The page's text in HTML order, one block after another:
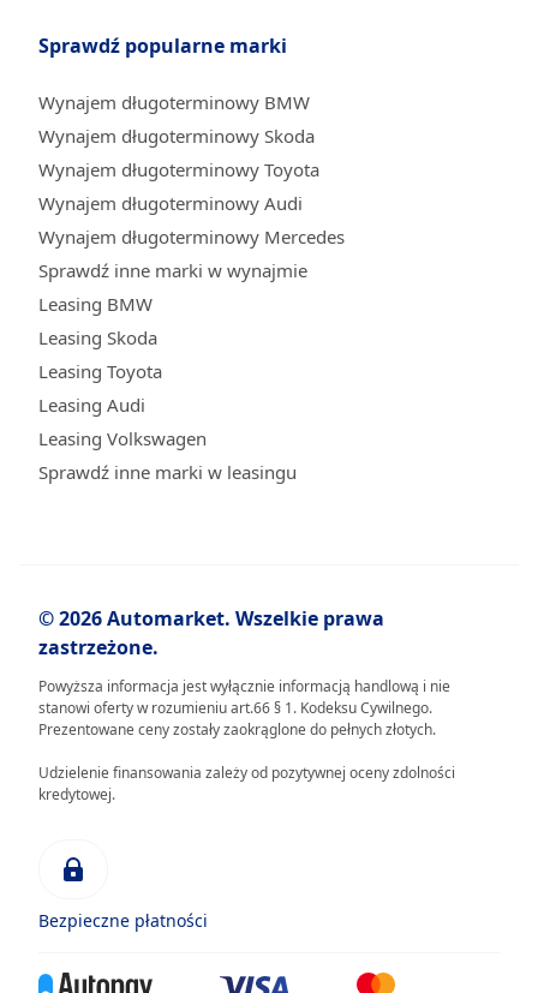
Sprawdź popularne marki
Wynajem długoterminowy BMW
Wynajem długoterminowy Skoda
Wynajem długoterminowy Toyota
Wynajem długoterminowy Audi
Wynajem długoterminowy Mercedes
Sprawdź inne marki w wynajmie
Leasing BMW
Leasing Skoda
Leasing Toyota
Leasing Audi
Leasing Volkswagen
Sprawdź inne marki w leasingu
© 2026 Automarket. Wszelkie prawa
zastrzeżone.
Powyższa informacja jest wyłącznie informacją handlową i nie
stanowi oferty w rozumieniu art.66 § 1. Kodeksu Cywilnego.
Prezentowane ceny zostały zaokrąglone do pełnych złotych.
Udzielenie finansowania zależy od pozytywnej oceny zdolności
kredytowej.
Bezpieczne płatności